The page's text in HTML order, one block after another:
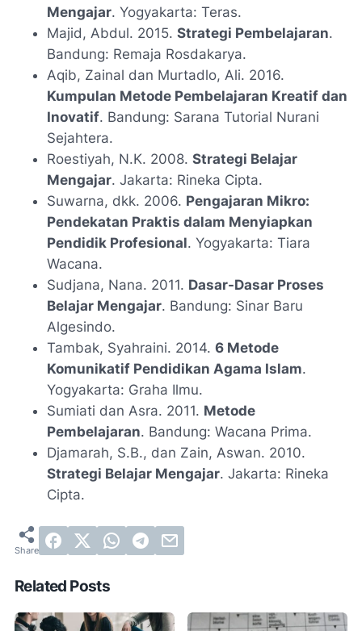
Mengajar. Yogyakarta: Teras.
Majid, Abdul. 2015. Strategi Pembelajaran.
Bandung: Remaja Rosdakarya.
Aqib, Zainal dan Murtadlo, Ali. 2016.
Kumpulan Metode Pembelajaran Kreatif dan
Inovatif. Bandung: Sarana Tutorial Nurani
Sejahtera.
Roestiyah, N.K. 2008. Strategi Belajar
Mengajar. Jakarta: Rineka Cipta.
Suwarna, dkk. 2006. Pengajaran Mikro:
Pendekatan Praktis dalam Menyiapkan
Pendidik Profesional. Yogyakarta: Tiara
Wacana.
Sudjana, Nana. 2011. Dasar-Dasar Proses
Belajar Mengajar. Bandung: Sinar Baru
Algesindo.
Tambak, Syahraini. 2014. 6 Metode
Komunikatif Pendidikan Agama Islam.
Yogyakarta: Graha Ilmu.
Sumiati dan Asra. 2011. Metode
Pembelajaran. Bandung: Wacana Prima.
Djamarah, S.B., dan Zain, Aswan. 2010.
Strategi Belajar Mengajar. Jakarta: Rineka
Cipta.
Related Posts